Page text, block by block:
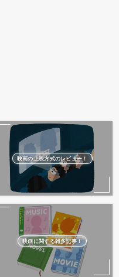
映画の上映方式のレビュー！
映画に関する雑多記事！